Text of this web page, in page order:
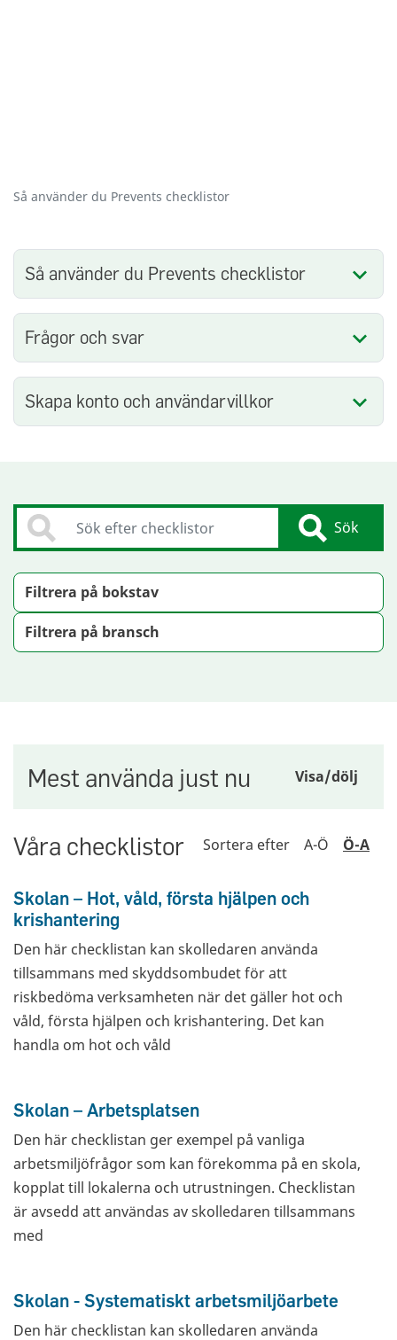
Så använder du Prevents checklistor
Så använder du Prevents checklistor
Frågor och svar
Skapa konto och användarvillkor
Sök Sök
Filtrera på bokstav
Filtrera på bransch
Våra checklistor Sortera efter A-Ö Ö-A
Skolan – Hot, våld, första hjälpen och
krishantering
Den här checklistan kan skolledaren använda
tillsammans med skyddsombudet för att
riskbedöma verksamheten när det gäller hot och
våld, första hjälpen och krishantering. Det kan
handla om hot och våld
Skolan – Arbetsplatsen
Den här checklistan ger exempel på vanliga
arbetsmiljöfrågor som kan förekomma på en skola,
kopplat till lokalerna och utrustningen. Checklistan
är avsedd att användas av skolledaren tillsammans
med
Skolan - Systematiskt arbetsmiljöarbete
Den här checklistan kan skolledaren använda
Mest använda just nu Visa/dölj